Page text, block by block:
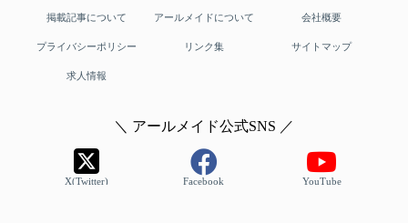
掲載記事について アールメイドについて 会社概要
プライバシーポリシー リンク集 サイトマップ
求人情報
＼ アールメイド公式SNS ／
X(Twitter) Facebook YouTube